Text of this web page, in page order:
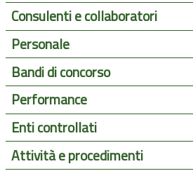
Consulenti e collaboratori
Personale
Bandi di concorso
Performance
Enti controllati
Attività e procedimenti